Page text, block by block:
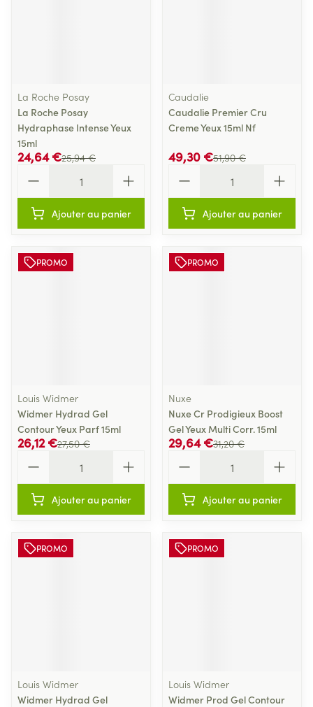
La Roche Posay
La Roche Posay
Hydraphase Intense Yeux
15ml
25,94 €
24,64 €
Ajouter au panier
Caudalie
Caudalie Premier Cru
Creme Yeux 15ml Nf
51,90 €
49,30 €
Ajouter au panier
PROMO
Louis Widmer
Widmer Hydrad Gel
Contour Yeux Parf 15ml
27,50 €
26,12 €
Ajouter au panier
PROMO
Nuxe
Nuxe Cr Prodigieux Boost
Gel Yeux Multi Corr. 15ml
31,20 €
29,64 €
Ajouter au panier
PROMO
Louis Widmer
Widmer Hydrad Gel
PROMO
Louis Widmer
Widmer Prod Gel Contour